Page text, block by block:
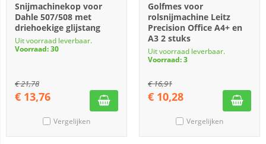
Snijmachinekop voor
Dahle 507/508 met
driehoekige glijstang
Uit voorraad leverbaar.
Voorraad: 30
€21,78
€ 13,76
Vergelijken
Golfmes voor
rolsnijmachine Leitz
Precision Office A4+ en
A3 2 stuks
Uit voorraad leverbaar.
Voorraad: 3
€16,91
€ 10,28
Vergelijken